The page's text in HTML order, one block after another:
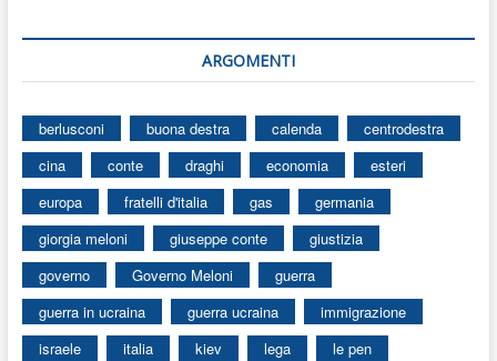
ARGOMENTI
berlusconi buona destra calenda
centrodestra
cina
conte draghi economia
esteri
europa
fratelli d'italia gas
germania
giorgia meloni
giuseppe conte
giustizia
governo
Governo Meloni
guerra
guerra in ucraina
guerra ucraina
immigrazione
israele
italia kiev lega
le pen